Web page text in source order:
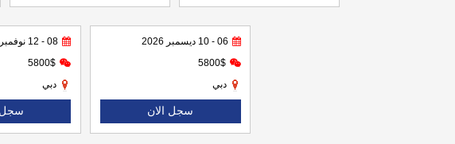
08 - 12 نوفمبر 2026
5800$
دبي
سجل
06 - 10 ديسمبر 2026
5800$
دبي
سجل الان